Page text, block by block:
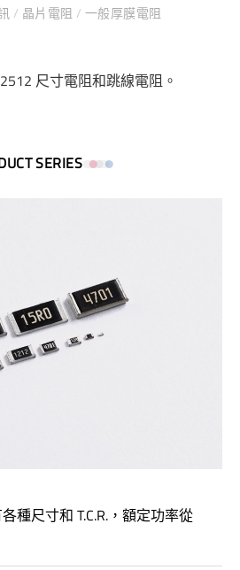
/ 晶片電阻 / 一般厚膜電阻
尺寸電阻和跳線電阻。
SERIES
種尺寸和 T.C.R.，額定功率從